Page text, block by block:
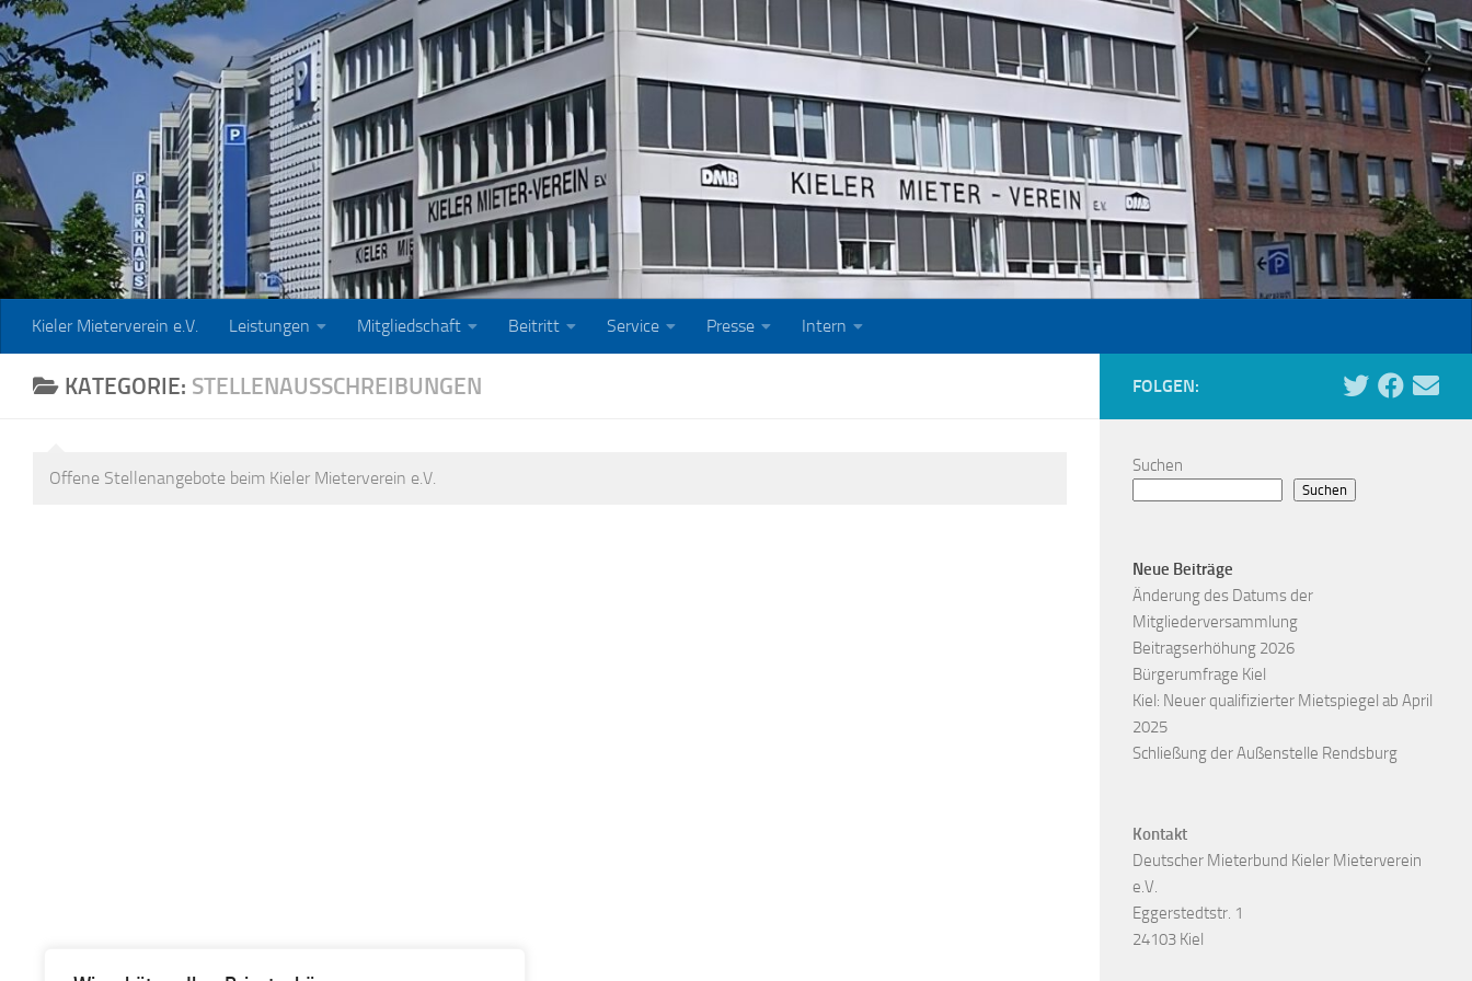
Zum Inhalt springen
Kieler Mieterverein e.V. Leistungen Mitgliedschaft Beitritt Service Presse Intern
KATEGORIE: STELLENAUSSCHREIBUNGEN
Offene Stellenangebote beim Kieler Mieterverein e.V.
FOLGEN:
Suchen
Suchen
Neue Beiträge
Änderung des Datums der
Mitgliederversammlung
Beitragserhöhung 2026
Bürgerumfrage Kiel
Kiel: Neuer qualifizierter Mietspiegel ab April
2025
Schließung der Außenstelle Rendsburg
Kontakt
Deutscher Mieterbund Kieler Mieterverein
e.V.
Eggerstedtstr. 1
24103 Kiel